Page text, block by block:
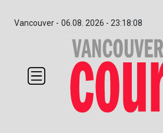
Vancouver - 06.08. 2026 - 23:18:08